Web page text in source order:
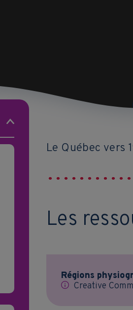
Le Québec vers
Les
Régions
Creative